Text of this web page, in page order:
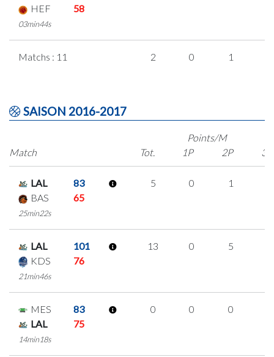
HEF
58
03min44s
Matchs : 11 2 0 1
SAISON 2016-2017
Match
Points/M
Tot.
1P 2P 3P
LAL
83
BAS
65
25min22s
5 0 1
LAL
101
KDS
76
21min46s
13 0 5
MES
83
LAL
75
14min18s
0 0 0